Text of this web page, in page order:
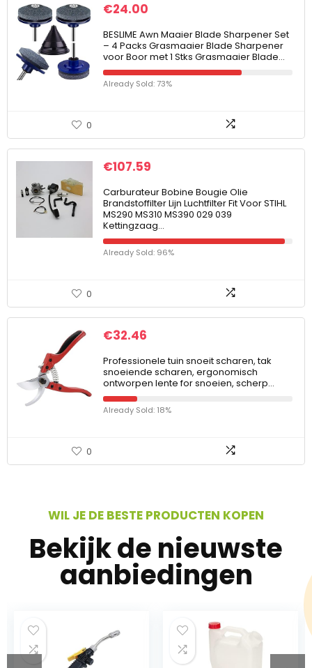
€24.00
BESLIME Awn Maaier Blade Sharpener Set
– 4 Packs Grasmaaier Blade Sharpener
voor Boor met 1 Stks Grasmaaier Blade…
Already Sold: 73%
0
€107.59
Carburateur Bobine Bougie Olie
Brandstoffilter Lijn Luchtfilter Fit Voor STIHL
MS290 MS310 MS390 029 039
Kettingzaag…
Already Sold: 96%
0
€32.46
Professionele tuin snoeit scharen, tak
snoeiende scharen, ergonomisch
ontworpen lente for snoeien, scherp…
Already Sold: 18%
0
WIL JE DE BESTE PRODUCTEN KOPEN
Bekijk de nieuwste
aanbiedingen